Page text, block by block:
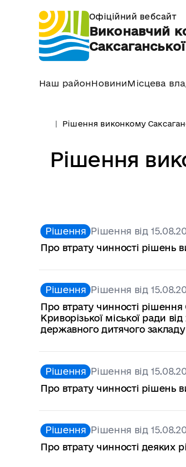
Офіційний вебсайт
Виконавчий
Наш районНовиниМісцева
Рішення виконкому
Рішення
Рішення Рішення від
Про втрату чинності рішень
Рішення Рішення від
Про втрату чинності рішення
Криворізької міської ради
державного дитячого
Рішення Рішення від
Про втрату чинності рішень
Рішення Рішення від
Про втрату чинності деяких